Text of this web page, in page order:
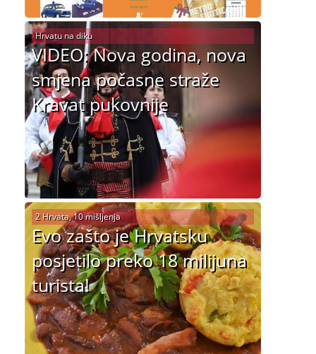
VIDEO: Nova godina, nova
smjena počasne straže
Kravat pukovnije
Hrvatu na diku
Evo zašto je Hrvatsku
posjetilo preko 18 milijuna
turista!
2 Hrvata, 10 mišljenja